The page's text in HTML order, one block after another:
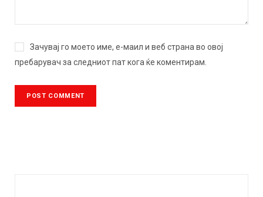
Зачувај го моето име, е-маил и веб страна во овој
пребарувач за следниот пат кога ќе коментирам.